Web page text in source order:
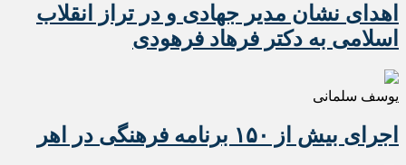
اهدای نشان مدیر جهادی و در تراز انقلاب
اسلامی به دکتر فرهاد فرهودی
یوسف سلمانی
اجرای بیش از ۱۵۰ برنامه فرهنگی در اهر